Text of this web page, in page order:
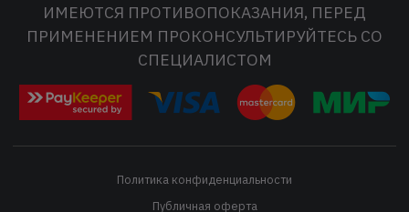
ИМЕЮТСЯ ПРОТИВОПОКАЗАНИЯ, ПЕРЕД
ПРИМЕНЕНИЕМ ПРОКОНСУЛЬТИРУЙТЕСЬ СО
СПЕЦИАЛИСТОМ
Политика конфиденциальности
Публичная оферта